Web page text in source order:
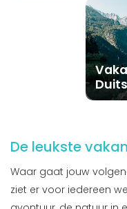
De leukste
Waar gaat jouw
ziet er voor iedereen